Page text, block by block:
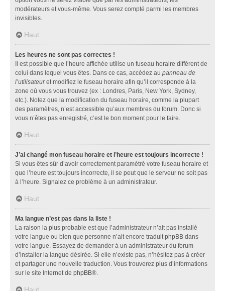
modérateurs et vous-même. Vous serez compté parmi les membres
invisibles.
Haut
Les heures ne sont pas correctes !
Il est possible que l’heure affichée utilise un fuseau horaire différent de
celui dans lequel vous êtes. Dans ce cas, accédez au panneau de
l’utilisateuret modifiez le fuseau horaire afin qu’il corresponde à la
zone où vous vous trouvez (ex : Londres, Paris, New York, Sydney,
etc.). Notez que la modification du fuseau horaire, comme la plupart
des paramètres, n’est accessible qu’aux membres du forum. Donc si
vous n’êtes pas enregistré, c’est le bon moment pour le faire.
Haut
J’ai changé mon fuseau horaire et l’heure est toujours incorrecte !
Si vous êtes sûr d’avoir correctement paramétré votre fuseau horaire et
que l’heure est toujours incorrecte, il se peut que le serveur ne soit pas
à l’heure. Signalez ce problème à un administrateur.
Haut
Ma langue n’est pas dans la liste !
La raison la plus probable est que l’administrateur n’ait pas installé
votre langue ou bien que personne n’ait encore traduit phpBB dans
votre langue. Essayez de demander à un administrateur du forum
d’installer la langue désirée. Si elle n’existe pas, n’hésitez pas à créer
et partager une nouvelle traduction. Vous trouverez plus d’informations
sur le site Internet de phpBB®.